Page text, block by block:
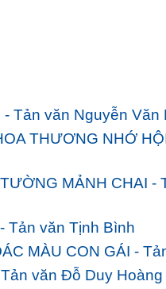
Tản văn Nguyễn Văn
THƯƠNG NHỚ
MẢNH CHAI -
Tản văn Tịnh Bình
MÀU CON GÁI -
văn Đỗ Duy Hoàng